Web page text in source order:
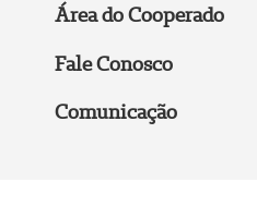
Área do Cooperado
Fale Conosco
Comunicação